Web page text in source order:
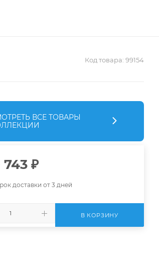
Код товара: 99154
ВСЕ ТОВАРЫ
₽
доставки от 3 дней
В КОРЗИНУ